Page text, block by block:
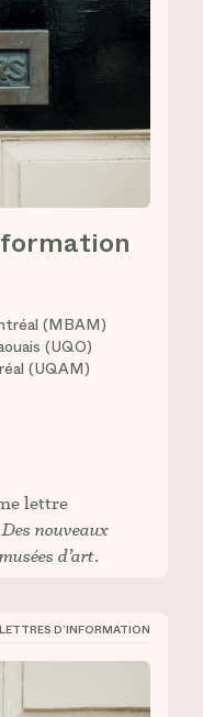
(MBAM)
(UQO)
(UQAM)
lettre
Des nouveaux
d’art.
13
LETTRES D’INFORMATION